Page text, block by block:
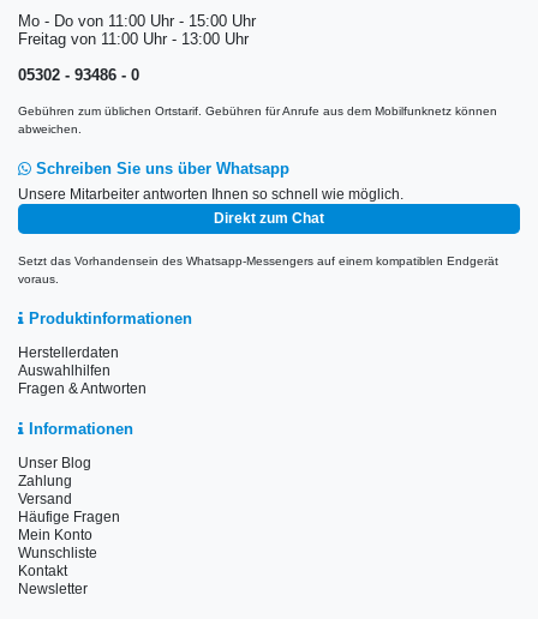
Mo - Do von 11:00 Uhr - 15:00 Uhr
Freitag von 11:00 Uhr - 13:00 Uhr
05302 - 93486 - 0
Gebühren zum üblichen Ortstarif. Gebühren für Anrufe aus dem Mobilfunknetz können
abweichen.
Schreiben Sie uns über Whatsapp
Unsere Mitarbeiter antworten Ihnen so schnell wie möglich.
Direkt zum Chat
Setzt das Vorhandensein des Whatsapp-Messengers auf einem kompatiblen Endgerät
voraus.
Produktinformationen
Herstellerdaten
Auswahlhilfen
Fragen & Antworten
Informationen
Unser Blog
Zahlung
Versand
Häufige Fragen
Mein Konto
Wunschliste
Kontakt
Newsletter